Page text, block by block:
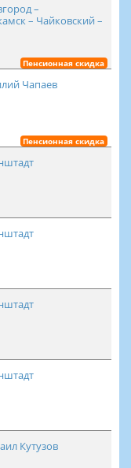
–
– Чайковский –
Пенсионная скидка
Чапаев
Пенсионная скидка
Кутузов